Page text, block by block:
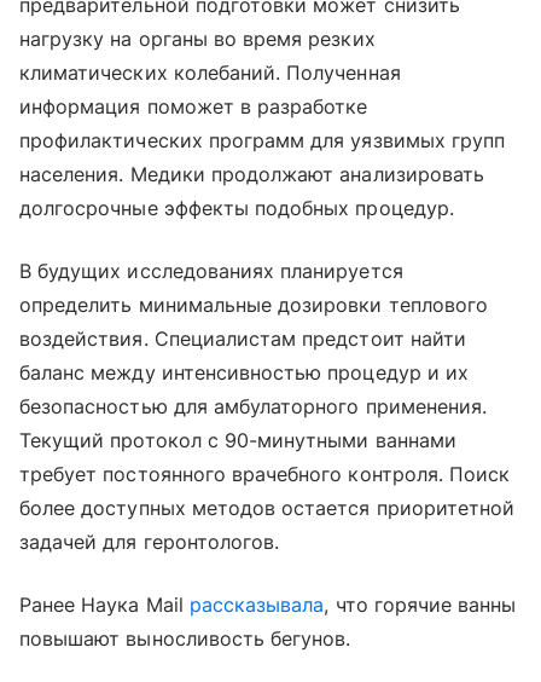
нагрузку на органы во время резких
климатических колебаний. Полученная
информация поможет в разработке
профилактических программ для уязвимых групп
населения. Медики продолжают анализировать
долгосрочные эффекты подобных процедур.
В будущих исследованиях планируется
определить минимальные дозировки теплового
воздействия. Специалистам предстоит найти
баланс между интенсивностью процедур и их
безопасностью для амбулаторного применения.
Текущий протокол с 90-минутными ваннами
требует постоянного врачебного контроля. Поиск
более доступных методов остается приоритетной
задачей для геронтологов.
Ранее Наука Mail рассказывала, что горячие ванны
повышают выносливость бегунов.